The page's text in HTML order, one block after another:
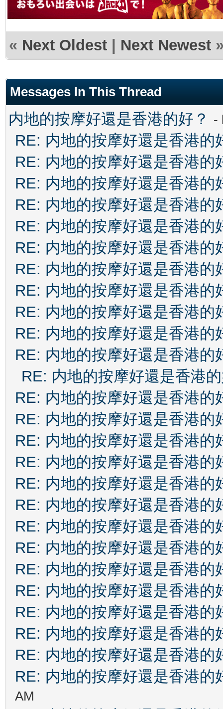
« Next Oldest | Next Newest
Messages In This Thread
内地的按摩好還是香港的好？ -
RE: 内地的按摩好還是香港的
RE: 内地的按摩好還是香港的
RE: 内地的按摩好還是香港的
RE: 内地的按摩好還是香港的
RE: 内地的按摩好還是香港的
RE: 内地的按摩好還是香港的
RE: 内地的按摩好還是香港的
RE: 内地的按摩好還是香港的
RE: 内地的按摩好還是香港的
RE: 内地的按摩好還是香港的
RE: 内地的按摩好還是香港的
RE: 内地的按摩好還是香港
RE: 内地的按摩好還是香港的
RE: 内地的按摩好還是香港的
RE: 内地的按摩好還是香港的
RE: 内地的按摩好還是香港的
RE: 内地的按摩好還是香港的
RE: 内地的按摩好還是香港的
RE: 内地的按摩好還是香港的
RE: 内地的按摩好還是香港的
RE: 内地的按摩好還是香港的
RE: 内地的按摩好還是香港的
RE: 内地的按摩好還是香港的
RE: 内地的按摩好還是香港的
RE: 内地的按摩好還是香港的
RE: 内地的按摩好還是香港的
AM